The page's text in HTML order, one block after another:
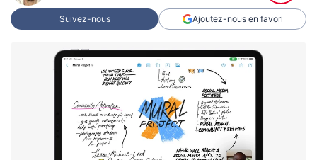
Suivez-nous Ajoutez-nous en favori